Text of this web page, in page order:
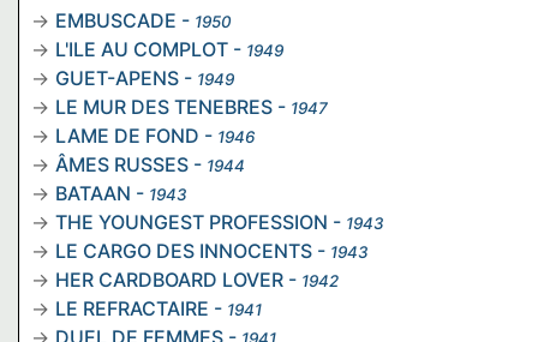
EMBUSCADE - 1950
L'ILE AU COMPLOT - 1949
GUET-APENS - 1949
LE MUR DES TENEBRES - 1947
LAME DE FOND - 1946
ÂMES RUSSES - 1944
BATAAN - 1943
THE YOUNGEST PROFESSION - 1943
LE CARGO DES INNOCENTS - 1943
HER CARDBOARD LOVER - 1942
LE REFRACTAIRE - 1941
DUEL DE FEMMES -